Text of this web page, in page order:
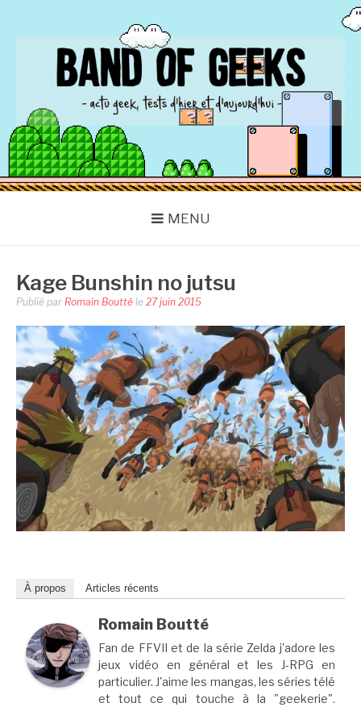
BAND OF GEEKS
Actu Geek d'hier et d'aujourd'hui
MENU
Kage Bunshin no jutsu
Publié par Romain Boutté le 27 juin 2015
À propos Articles récents
Romain Boutté
Fan de FFVII et de la série Zelda j'adore les
jeux vidéo en général et les J-RPG en
particulier. J'aime les mangas, les séries télé
et tout ce qui touche à la "geekerie".